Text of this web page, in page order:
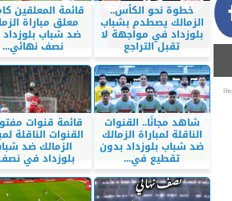
خطوة نحو الكأس..
الزمالك يصطدم بشباب
بلوزداد في مواجهة لا
تقبل التراجع
قائمة المعلقين
معلق مباراة
ضد شباب
نصف نهائي...
شاهد مجانًا.. القنوات
الناقلة لمباراة الزمالك
ضد شباب بلوزداد بدون
تقطيع في...
قائمة قنوات
القنوات الناقلة
الزمالك ضد
بلوزداد في